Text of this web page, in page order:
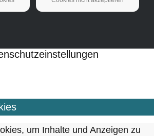
um Inhalte und Anzeigen zu